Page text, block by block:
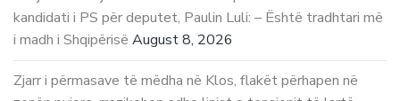
kandidati i PS për deputet, Paulin Luli: – Është tradhtari më
i madh i Shqipërisë August 8, 2026
Zjarr i përmasave të mëdha në Klos, flakët përhapen në